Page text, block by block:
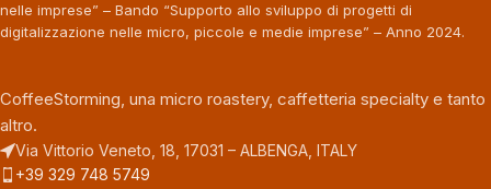
nelle imprese” – Bando “Supporto allo sviluppo di progetti di
digitalizzazione nelle micro, piccole e medie imprese” – Anno 2024.
CoffeeStorming, una micro roastery, caffetteria specialty e tanto
altro.
Via Vittorio Veneto, 18, 17031 – ALBENGA, ITALY
+39 329 748 5749